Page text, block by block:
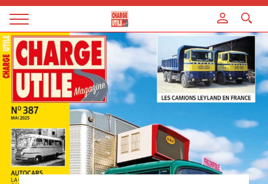
Magazine
Charge
utile
Panneau de gestion des cookies